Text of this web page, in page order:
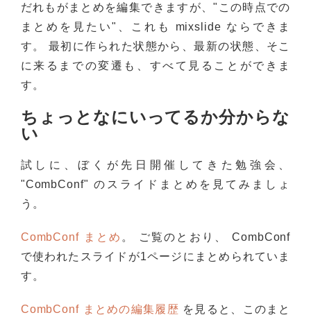
だれもがまとめを編集できますが、"この時点での
まとめを見たい"、これも mixslide ならできま
す。 最初に作られた状態から、最新の状態、そこ
に来るまでの変遷も、すべて見ることができま
す。
ちょっとなにいってるか分からな
い
試しに、ぼくが先日開催してきた勉強会、
"CombConf" のスライドまとめを見てみましょ
う。
CombConf まとめ 。 ご覧のとおり、 CombConf
で使われたスライドが1ページにまとめられていま
す。
CombConf まとめの編集履歴 を見ると、このまと